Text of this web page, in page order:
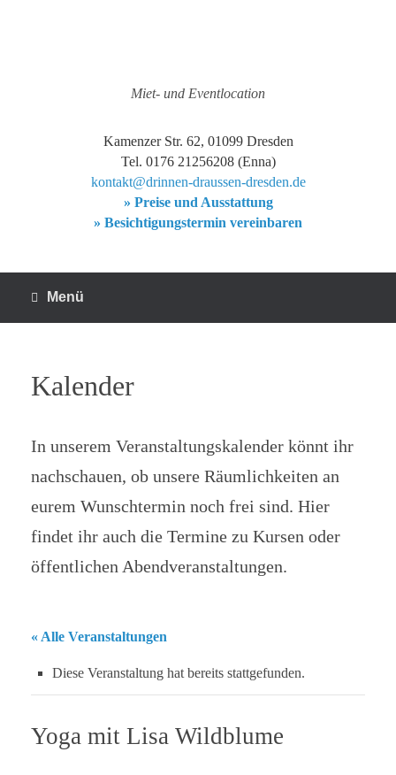
Miet- und Eventlocation
Kamenzer Str. 62, 01099 Dresden
Tel. 0176 21256208 (Enna)
kontakt@drinnen-draussen-dresden.de
» Preise und Ausstattung
» Besichtigungstermin vereinbaren
Menü
Kalender
In unserem Veranstaltungskalender könnt ihr
nachschauen, ob unsere Räumlichkeiten an
eurem Wunschtermin noch frei sind. Hier
findet ihr auch die Termine zu Kursen oder
öffentlichen Abendveranstaltungen.
« Alle Veranstaltungen
Diese Veranstaltung hat bereits stattgefunden.
Yoga mit Lisa Wildblume